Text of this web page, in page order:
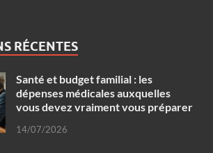
RÉCENTES
Santé et budget familial : les
dépenses médicales auxquelles
vous devez vraiment vous préparer
14/07/2026